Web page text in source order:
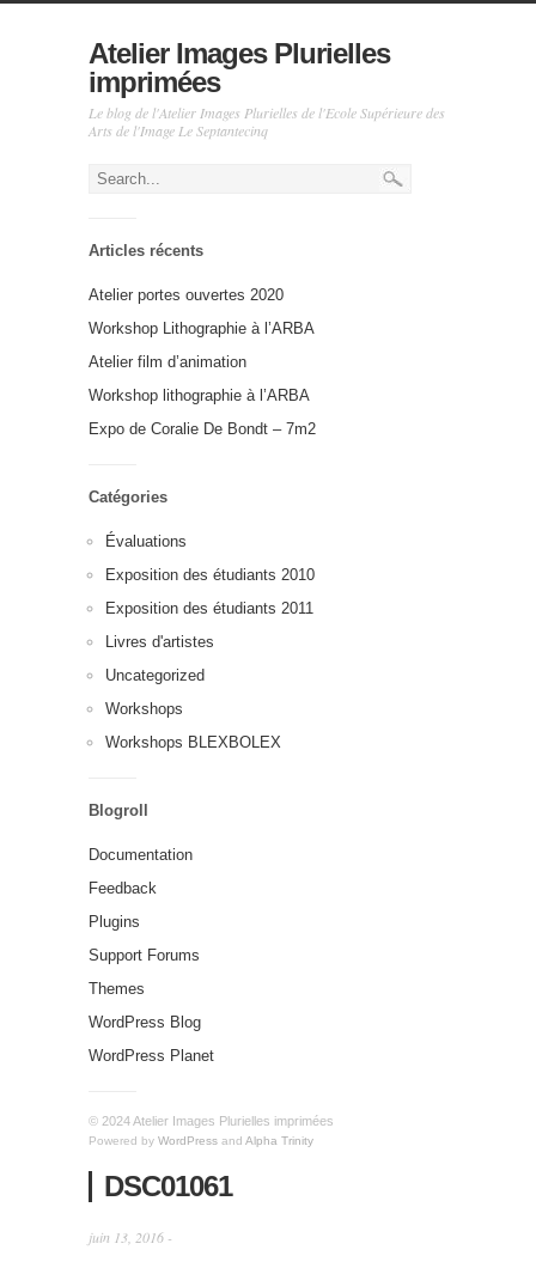
Atelier Images Plurielles
imprimées
Le blog de l'Atelier Images Plurielles de l'Ecole Supérieure des
Arts de l'Image Le Septantecinq
Articles récents
Atelier portes ouvertes 2020
Workshop Lithographie à l’ARBA
Atelier film d’animation
Workshop lithographie à l’ARBA
Expo de Coralie De Bondt – 7m2
Catégories
Évaluations
Exposition des étudiants 2010
Exposition des étudiants 2011
Livres d'artistes
Uncategorized
Workshops
Workshops BLEXBOLEX
Blogroll
Documentation
Feedback
Plugins
Support Forums
Themes
WordPress Blog
WordPress Planet
© 2024 Atelier Images Plurielles imprimées
Powered by WordPress and Alpha Trinity
DSC01061
juin 13, 2016 -